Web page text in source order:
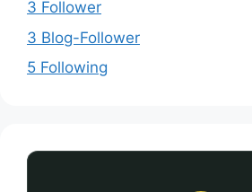
3 Follower
3 Blog-Follower
5 Following